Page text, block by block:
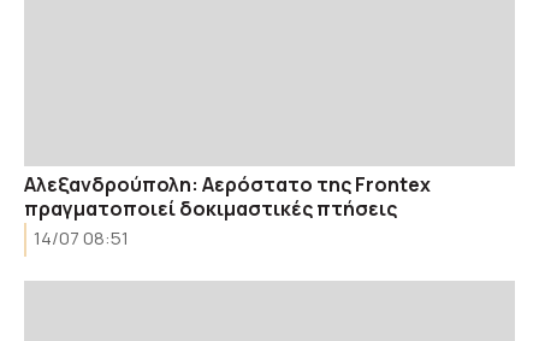
Αλεξανδρούπολη: Αερόστατο της Frontex
πραγματοποιεί δοκιμαστικές πτήσεις
14/07 08:51